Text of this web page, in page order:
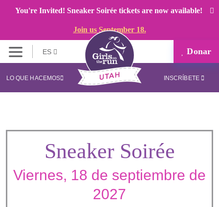
You're Invited! Sneaker Soirée tickets are now available!
Join us September 18.
ES Donar
LO QUE HACEMOS INSCRÍBETE
Sneaker Soirée
Viernes, 18 de septiembre de
2027